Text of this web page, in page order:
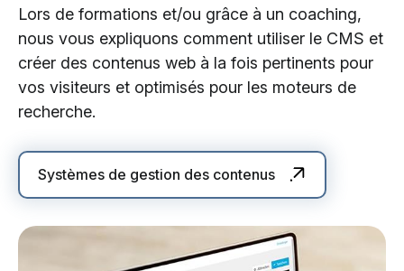
Lors de formations et/ou grâce à un coaching,
nous vous expliquons comment utiliser le CMS et
créer des contenus web à la fois pertinents pour
vos visiteurs et optimisés pour les moteurs de
recherche.
Systèmes de gestion des contenus